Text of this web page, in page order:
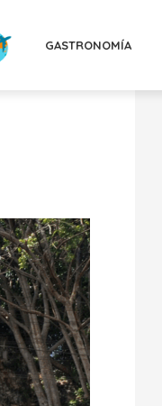
GASTRONOMÍA